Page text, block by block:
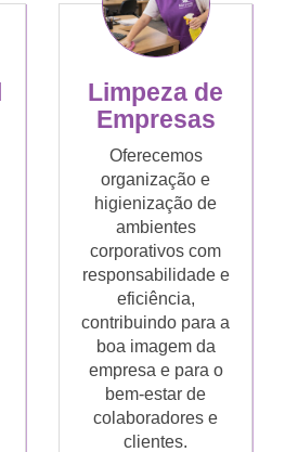
Limpeza de
Empresas
Oferecemos
organização e
higienização de
ambientes
corporativos com
responsabilidade e
eficiência,
contribuindo para a
boa imagem da
empresa e para o
bem-estar de
colaboradores e
clientes.